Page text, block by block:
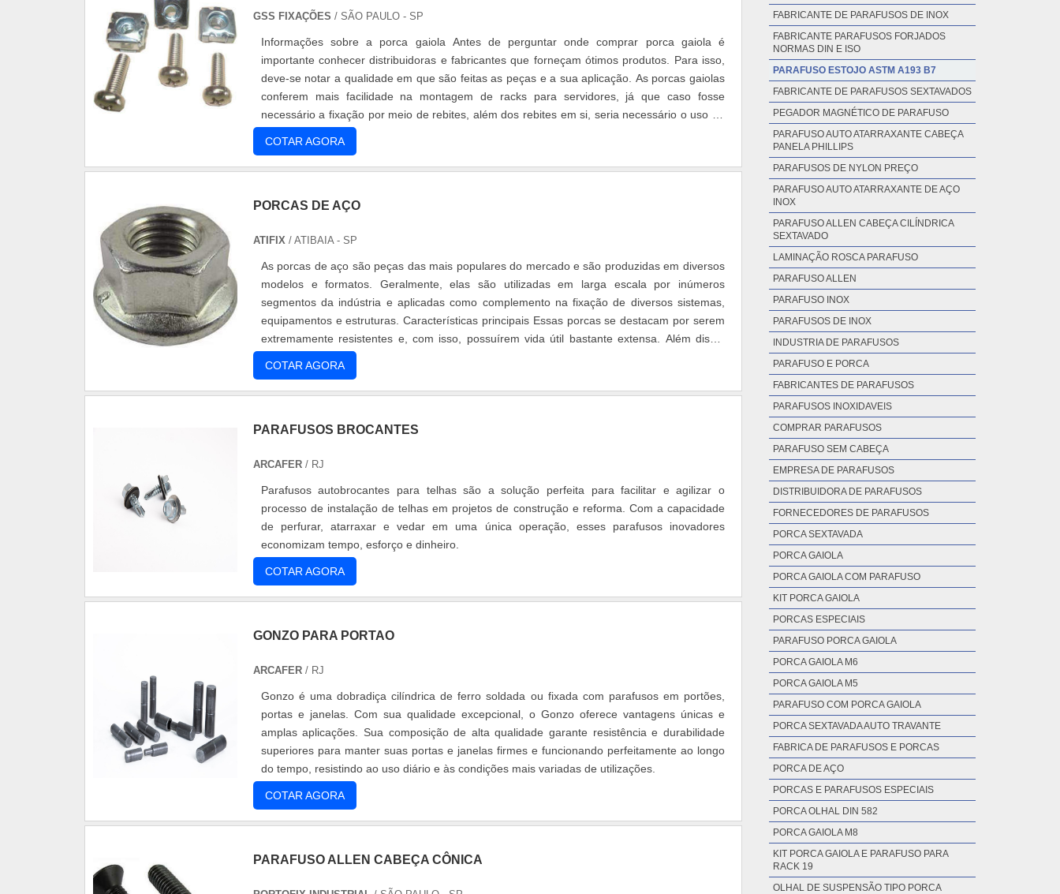
GSS FIXAÇÕES / SÃO PAULO - SP
Informações sobre a porca gaiola Antes de perguntar onde comprar porca gaiola é
importante conhecer distribuidoras e fabricantes que forneçam ótimos produtos. Para isso,
deve-se notar a qualidade em que são feitas as peças e a sua aplicação. As porcas gaiolas
conferem mais facilidade na montagem de racks para servidores, já que caso fosse
necessário a fixação por meio de rebites, além dos rebites em si, seria necessário o uso de
COTAR AGORA
PORCAS DE AÇO
ATIFIX/ ATIBAIA - SP
As porcas de aço são peças das mais populares do mercado e são produzidas em diversos
modelos e formatos. Geralmente, elas são utilizadas em larga escala por inúmeros
segmentos da indústria e aplicadas como complemento na fixação de diversos sistemas,
equipamentos e estruturas. Características principais Essas porcas se destacam por serem
extremamente resistentes e, com isso, possuírem vida útil bastante extensa. Além disso,
elas também podem ....
COTAR AGORA
PARAFUSOS BROCANTES
ARCAFER/ RJ
Parafusos autobrocantes para telhas são a solução perfeita para facilitar e agilizar o
processo de instalação de telhas em projetos de construção e reforma. Com a capacidade
de perfurar, atarraxar e vedar em uma única operação, esses parafusos inovadores
economizam tempo, esforço e dinheiro.
COTAR AGORA
GONZO PARA PORTAO
ARCAFER/ RJ
Gonzo é uma dobradiça cilíndrica de ferro soldada ou fixada com parafusos em portões,
portas e janelas. Com sua qualidade excepcional, o Gonzo oferece vantagens únicas e
amplas aplicações. Sua composição de alta qualidade garante resistência e durabilidade
superiores para manter suas portas e janelas firmes e funcionando perfeitamente ao longo
do tempo, resistindo ao uso diário e às condições mais variadas de utilizações.
COTAR AGORA
PARAFUSO ALLEN CABEÇA CÔNICA
FABRICANTE DE PARAFUSOS DE INOX
FABRICANTE PARAFUSOS FORJADOS
NORMAS DIN E ISO
PARAFUSO ESTOJO ASTM A193 B7
FABRICANTE DE PARAFUSOS SEXTAVADOS
PEGADOR MAGNÉTICO DE PARAFUSO
PARAFUSO AUTO ATARRAXANTE CABEÇA
PANELA PHILLIPS
PARAFUSOS DE NYLON PREÇO
PARAFUSO AUTO ATARRAXANTE DE AÇO
INOX
PARAFUSO ALLEN CABEÇA CILÍNDRICA
SEXTAVADO
LAMINAÇÃO ROSCA PARAFUSO
PARAFUSO ALLEN
PARAFUSO INOX
PARAFUSOS DE INOX
INDUSTRIA DE PARAFUSOS
PARAFUSO E PORCA
FABRICANTES DE PARAFUSOS
PARAFUSOS INOXIDAVEIS
COMPRAR PARAFUSOS
PARAFUSO SEM CABEÇA
EMPRESA DE PARAFUSOS
DISTRIBUIDORA DE PARAFUSOS
FORNECEDORES DE PARAFUSOS
PORCA SEXTAVADA
PORCA GAIOLA
PORCA GAIOLA COM PARAFUSO
KIT PORCA GAIOLA
PORCAS ESPECIAIS
PARAFUSO PORCA GAIOLA
PORCA GAIOLA M6
PORCA GAIOLA M5
PARAFUSO COM PORCA GAIOLA
PORCA SEXTAVADA AUTO TRAVANTE
FABRICA DE PARAFUSOS E PORCAS
PORCA DE AÇO
PORCAS E PARAFUSOS ESPECIAIS
PORCA OLHAL DIN 582
PORCA GAIOLA M8
KIT PORCA GAIOLA E PARAFUSO PARA
RACK 19
OLHAL DE SUSPENSÃO TIPO PORCA